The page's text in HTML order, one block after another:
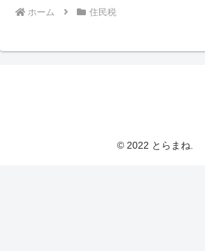
ホーム 住民税
© 2022 とらまね.